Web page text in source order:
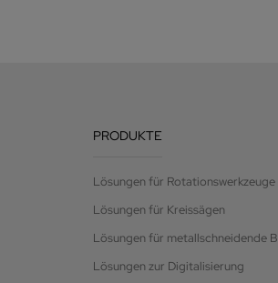
PRODUKTE
Lösungen für Rotationswerkzeuge
Lösungen für Kreissägen
Lösungen für metallschneidende
Lösungen zur Digitalisierung